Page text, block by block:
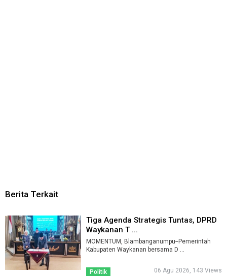
Berita Terkait
Tiga Agenda Strategis Tuntas, DPRD
Waykanan T ...
MOMENTUM, Blambanganumpu--Pemerintah
Kabupaten Waykanan bersama D ...
Politik 06 Agu 2026, 143 Views